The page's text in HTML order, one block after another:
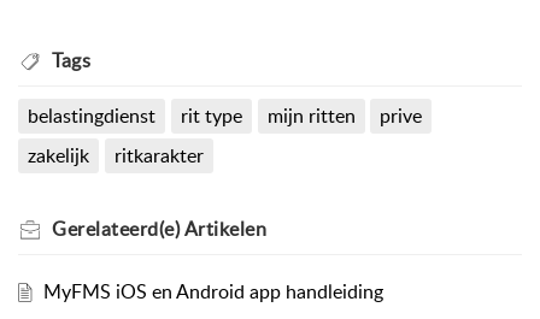
Tags
belastingdienst rit type mijn ritten
prive
zakelijk
ritkarakter
Gerelateerd(e)Artikelen
MyFMS iOS en Android app handleiding